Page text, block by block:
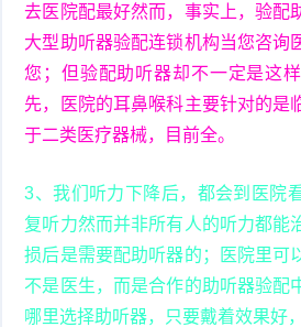
去医院配最好然而，事实上，验配
大型助听器验配连锁机构当您咨询
您；但验配助听器却不一定是这
先，医院的耳鼻喉科主要针对的是
于二类医疗器械，目前全。
3、我们听力下降后，都会到医院
复听力然而并非所有人的听力都能
损后是需要配助听器的；医院里可
不是医生，而是合作的助听器验配
哪里选择助听器，只要戴着效果好